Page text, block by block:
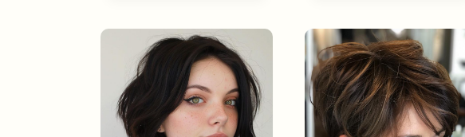
TECHNIK-
GUIDE
HAAREN